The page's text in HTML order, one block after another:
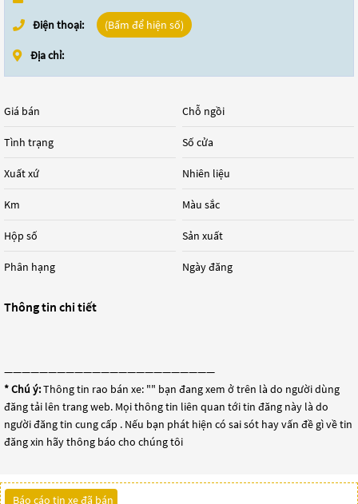
Điện thoại: (Bấm để hiện số)
Địa chỉ:
Giá bán
Tình trạng
Xuất xứ
Km
Hộp số
Phân hạng
Chỗ ngồi
Số cửa
Nhiên liệu
Màu sắc
Sản xuất
Ngày đăng
Thông tin chi tiết
————————————————————————
* Chú ý:Thông tin rao bán xe: "" bạn đang xem ở trên là do người dùng
đăng tải lên trang web. Mọi thông tin liên quan tới tin đăng này là do
người đăng tin cung cấp . Nếu bạn phát hiện có sai sót hay vấn đề gì về tin
đăng xin hãy thông báo cho chúng tôi
Báo cáo tin xe đã bán